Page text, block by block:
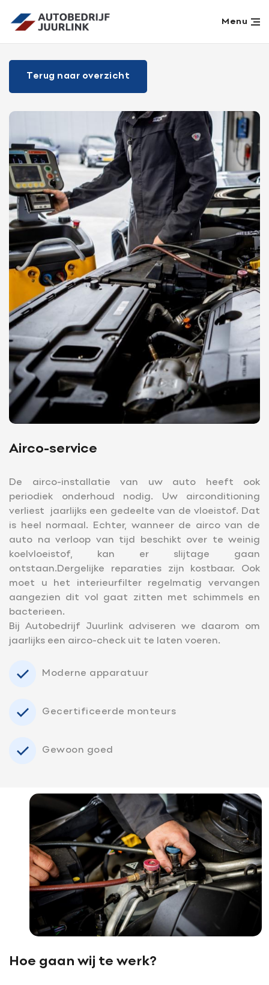
Menu
Home
Aanbod
Over ons
Verkocht
Vacatures
Contact
Aanvraag terugroepactie
Contact
info@juurlink.nl
0523-654030
Adres
Koningsspil 6
7773 NK Hardenberg
Openingstijden
Werkplaats
Ma-vr
07:30 - 17:30
Za
Gesloten
Openingstijden Showroom
Ma-vr
08:00 - 18:00
09:00 - 16.00
Buiten openingstijden op
afspraak
mogelijk
Terug naar overzicht
Airco-service
De airco-installatie van uw auto heeft ook
periodiek onderhoud nodig. Uw airconditioning
verliest jaarlijks een gedeelte van de vloeistof. Dat
is heel normaal. Echter, wanneer de airco van de
auto na verloop van tijd beschikt over te weinig
koelvloeistof, kan er slijtage gaan
ontstaan.Dergelijke reparaties zijn kostbaar. Ook
moet u het interieurfilter regelmatig vervangen
aangezien dit vol gaat zitten met schimmels en
bacterieen.
Bij Autobedrijf Juurlink adviseren we daarom om
jaarlijks een airco-check uit te laten voeren.
Moderne apparatuur
Gecertificeerde monteurs
Gewoon goed
Hoe gaan wij te werk?